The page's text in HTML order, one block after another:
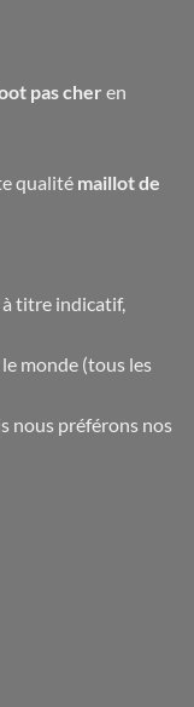
pas cher en
qualité maillot de
à titre indicatif,
monde (tous les
nous préférons nos